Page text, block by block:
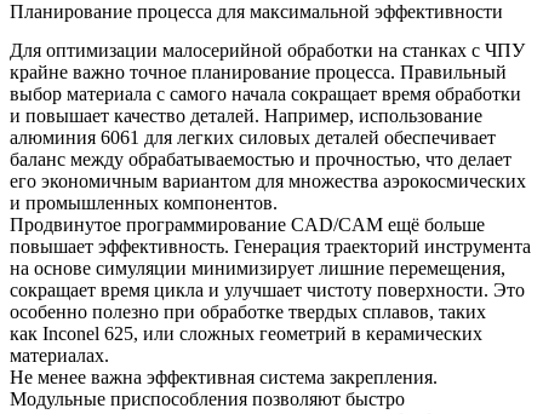
Планирование процесса для максимальной эффективности
Для оптимизации малосерийной обработки на станках с ЧПУ
крайне важно точное планирование процесса. Правильный
выбор материала с самого начала сокращает время обработки
и повышает качество деталей. Например, использование
алюминия 6061 для легких силовых деталей обеспечивает
баланс между обрабатываемостью и прочностью, что делает
его экономичным вариантом для множества аэрокосмических
и промышленных компонентов.
Продвинутое программирование CAD/CAM ещё больше
повышает эффективность. Генерация траекторий инструмента
на основе симуляции минимизирует лишние перемещения,
сокращает время цикла и улучшает чистоту поверхности. Это
особенно полезно при обработке твердых сплавов, таких
как Inconel 625, или сложных геометрий в керамических
материалах.
Не менее важна эффективная система закрепления.
Модульные приспособления позволяют быстро